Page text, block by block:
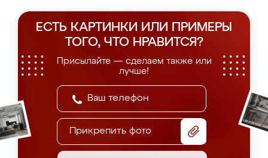
ЕСТЬ КАРТИНКИ ИЛИ ПРИМЕРЫ
ТОГО, ЧТО НРАВИТСЯ?
Присылайте — сделаем также или
лучше!
Прикрепить фото